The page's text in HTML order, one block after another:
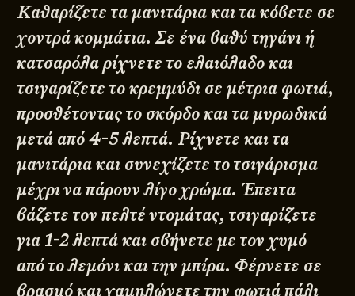
Καθαρίζετε τα μανιτάρια και τα κόβετε σε
χοντρά κομμάτια. Σε ένα βαθύ τηγάνι ή
κατσαρόλα ρίχνετε το ελαιόλαδο και
τσιγαρίζετε το κρεμμύδι σε μέτρια φωτιά,
προσθέτοντας το σκόρδο και τα μυρωδικά
μετά από 4-5 λεπτά. Ρίχνετε και τα
μανιτάρια και συνεχίζετε το τσιγάρισμα
μέχρι να πάρουν λίγο χρώμα. Έπειτα
βάζετε τον πελτέ ντομάτας, τσιγαρίζετε
για 1-2 λεπτά και σβήνετε με τον χυμό
από το λεμόνι και την μπίρα. Φέρνετε σε
βρασμό και χαμηλώνετε την φωτιά πάλι